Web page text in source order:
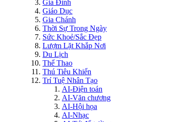
Gia Đình
Giáo Dục
Gia Chánh
Thời Sự Trong Ngày
Sức Khoẻ/Sắc Đẹp
Lượm Lặt Khắp Nơi
Du Lịch
Thể Thao
Thú Tiêu Khiển
Trí Tuệ Nhân Tạo
AI-Điện toán
AI-Văn chương
AI-Hội họa
AI-Nhạc